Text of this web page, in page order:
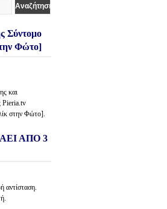
Σύντομο
Φώτο]
και
Pieria.tv
στην Φώτο].
ΑΠΟ 3
αντίσταση.